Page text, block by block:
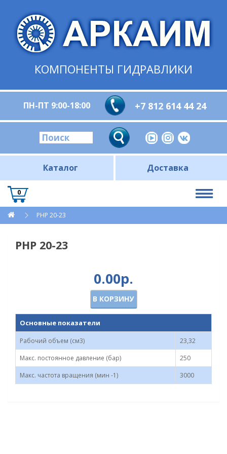
КОМПОНЕНТЫ ГИДРАВЛИКИ
ПН-ПТ 9:00-18:00 +7 812 614 44 24
Каталог Доставка
0
PHP 20-23
PHP 20-23
0.00р.
В КОРЗИНУ
Основные показатели
Рабочий объем (см3)
23,32
Макс. постоянное давление (бар)
250
Макс. частота вращения (мин -1)
3000